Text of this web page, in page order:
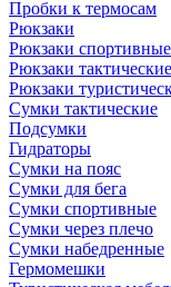
Пробки к термосам
Рюкзаки
Рюкзаки спортивные
Рюкзаки тактические
Рюкзаки
Сумки тактические
Подсумки
Гидраторы
Сумки на пояс
Сумки для бега
Сумки спортивные
Сумки через плечо
Сумки набедренные
Гермомешки